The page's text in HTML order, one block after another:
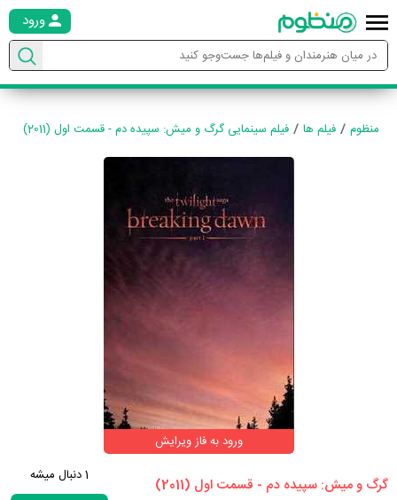
ورود
منظوم فیلم ها فیلم سینمایی گرگ و میش: سپیده دم - قسمت اول (2011)
ورود به فاز ویرایش
‏گرگ و میش: سپیده دم - قسمت اول‏ (2011)
1دنبال میشه